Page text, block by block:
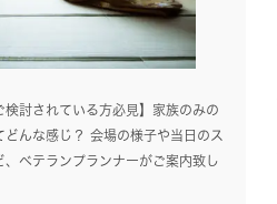
検討されている方必見】家族のみの
んな感じ？ 会場の様子や当日のス
ベテランプランナーがご案内致し